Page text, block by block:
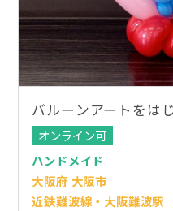
バルーンアートをは
オンライン可
ハンドメイド
大阪府 大阪市
近鉄難波線・大阪難波駅